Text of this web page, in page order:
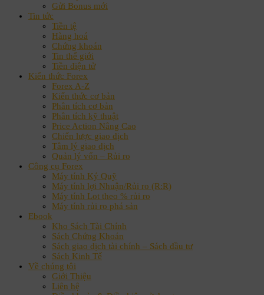
Gửi Bonus mới
Tin tức
Tiền tệ
Hàng hoá
Chứng khoán
Tin thế giới
Tiền điện tử
Kiến thức Forex
Forex A-Z
Kiến thức cơ bản
Phân tích cơ bản
Phân tích kỹ thuật
Price Action Nâng Cao
Chiến lược giao dịch
Tâm lý giao dịch
Quản lý vốn – Rủi ro
Công cụ Forex
Máy tính Ký Quỹ
Máy tính lợi Nhuận/Rủi ro (R:R)
Máy tính Lot theo % rủi ro
Máy tính rủi ro phá sản
Ebook
Kho Sách Tài Chính
Sách Chứng Khoán
Sách giao dịch tài chính – Sách đầu tư
Sách Kinh Tế
Về chúng tôi
Giới Thiệu
Liên hệ